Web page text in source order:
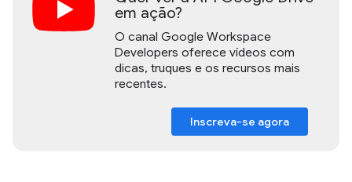
em ação?
O canal Google Workspace
Developers oferece vídeos com
dicas, truques e os recursos mais
recentes.
Inscreva-se agora